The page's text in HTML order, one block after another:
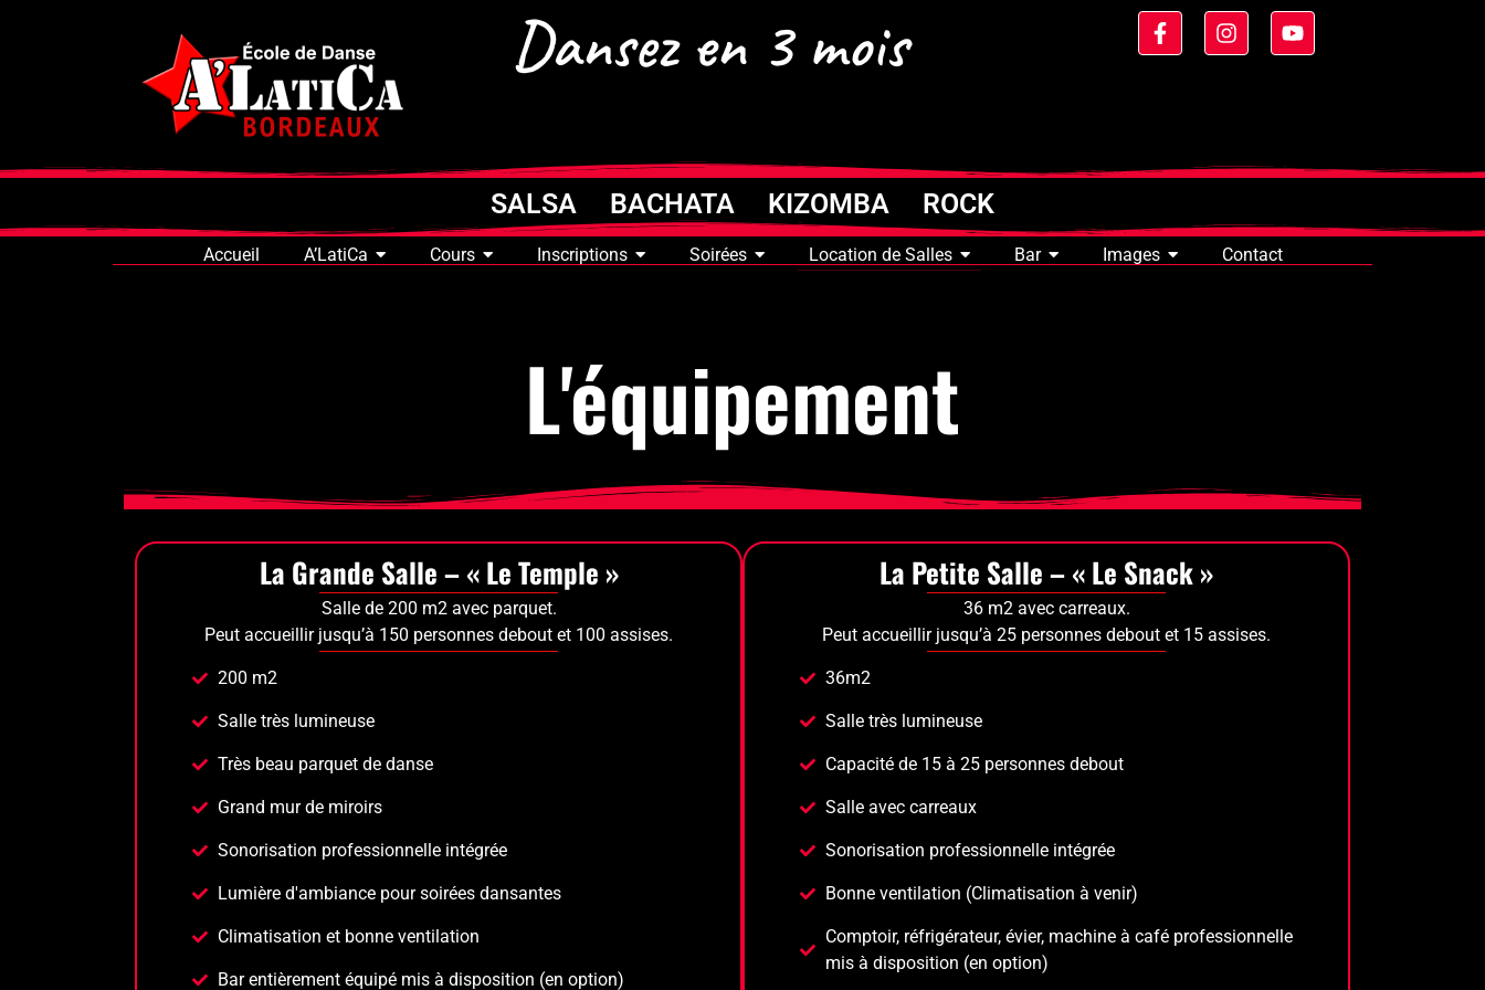
Dansez en 3 mois
SALSA BACHATA KIZOMBA ROCK
Accueil A’LatiCa Cours Inscriptions Soirées Location de Salles Bar Images Contact
L'équipement
La Grande Salle – « Le Temple »
Salle de 200 m2 avec parquet.
Peut accueillir jusqu’à 150 personnes debout et 100 assises.
200 m2
Salle très lumineuse
Très beau parquet de danse
Grand mur de miroirs
Sonorisation professionnelle intégrée
Lumière d'ambiance pour soirées dansantes
Climatisation et bonne ventilation
Bar entièrement équipé mis à disposition (en option)
La Petite Salle – « Le Snack »
36 m2 avec carreaux.
Peut accueillir jusqu’à 25 personnes debout et 15 assises.
36m2
Salle très lumineuse
Capacité de 15 à 25 personnes debout
Salle avec carreaux
Sonorisation professionnelle intégrée
Bonne ventilation (Climatisation à venir)
Comptoir, réfrigérateur, évier, machine à café professionnelle
mis à disposition (en option)